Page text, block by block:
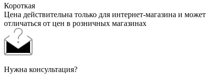
Короткая
Цена действительна только для интернет-магазина и может
отличаться от цен в розничных магазинах
Нужна консультация?